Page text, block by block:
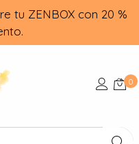
tu ZENBOX con 20 %
0